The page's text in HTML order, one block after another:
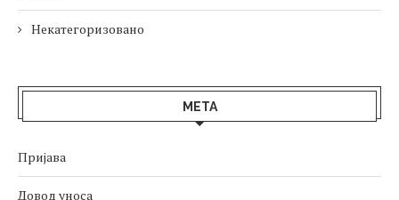
Некатегоризовано
МЕТА
Пријава
Довод уноса